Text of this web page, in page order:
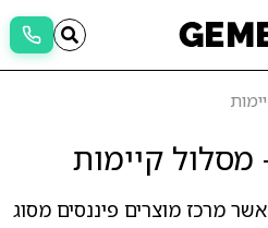
מסלול קיימות
מרכז מוצרים פיננסים מסוג